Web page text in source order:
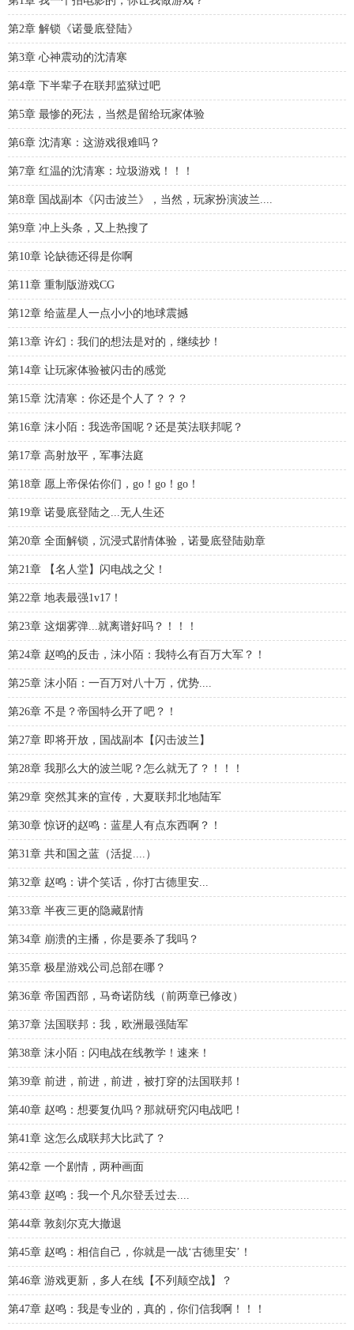
第2章 解锁《诺曼底登陆》
第3章 心神震动的沈清寒
第4章 下半辈子在联邦监狱过吧
第5章 最惨的死法，当然是留给玩家体验
第6章 沈清寒：这游戏很难吗？
第7章 红温的沈清寒：垃圾游戏！！！
第8章 国战副本《闪击波兰》，当然，玩家扮演波兰....
第9章 冲上头条，又上热搜了
第10章 论缺德还得是你啊
第11章 重制版游戏CG
第12章 给蓝星人一点小小的地球震撼
第13章 许幻：我们的想法是对的，继续抄！
第14章 让玩家体验被闪击的感觉
第15章 沈清寒：你还是个人了？？？
第16章 沫小陌：我选帝国呢？还是英法联邦呢？
第17章 高射放平，军事法庭
第18章 愿上帝保佑你们，go！go！go！
第19章 诺曼底登陆之...无人生还
第20章 全面解锁，沉浸式剧情体验，诺曼底登陆勋章
第21章 【名人堂】闪电战之父！
第22章 地表最强1v17！
第23章 这烟雾弹...就离谱好吗？！！！
第24章 赵鸣的反击，沫小陌：我特么有百万大军？！
第25章 沫小陌：一百万对八十万，优势....
第26章 不是？帝国特么开了吧？！
第27章 即将开放，国战副本【闪击波兰】
第28章 我那么大的波兰呢？怎么就无了？！！！
第29章 突然其来的宣传，大夏联邦北地陆军
第30章 惊讶的赵鸣：蓝星人有点东西啊？！
第31章 共和国之蓝（活捉....）
第32章 赵鸣：讲个笑话，你打古德里安...
第33章 半夜三更的隐藏剧情
第34章 崩溃的主播，你是要杀了我吗？
第35章 极星游戏公司总部在哪？
第36章 帝国西部，马奇诺防线（前两章已修改）
第37章 法国联邦：我，欧洲最强陆军
第38章 沫小陌：闪电战在线教学！速来！
第39章 前进，前进，前进，被打穿的法国联邦！
第40章 赵鸣：想要复仇吗？那就研究闪电战吧！
第41章 这怎么成联邦大比武了？
第42章 一个剧情，两种画面
第43章 赵鸣：我一个凡尔登丢过去....
第44章 敦刻尔克大撤退
第45章 赵鸣：相信自己，你就是一战‘古德里安’！
第46章 游戏更新，多人在线【不列颠空战】？
第47章 赵鸣：我是专业的，真的，你们信我啊！！！